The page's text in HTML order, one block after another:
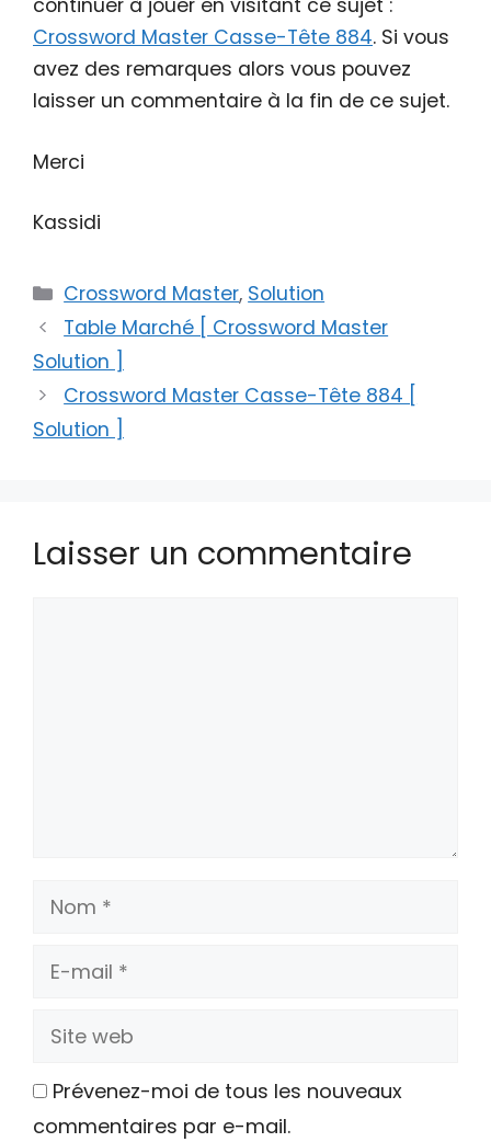
continuer à jouer en visitant ce sujet :
Crossword Master Casse-Tête 884. Si vous
avez des remarques alors vous pouvez
laisser un commentaire à la fin de ce sujet.
Merci
Kassidi
Catégories
Crossword Master, Solution
Table Marché [ Crossword Master
Solution ]
Crossword Master Casse-Tête 884 [
Solution ]
Laisser un commentaire
Nom
E-
Site
Prévenez-moi de tous les nouveaux
commentaires par e-mail.